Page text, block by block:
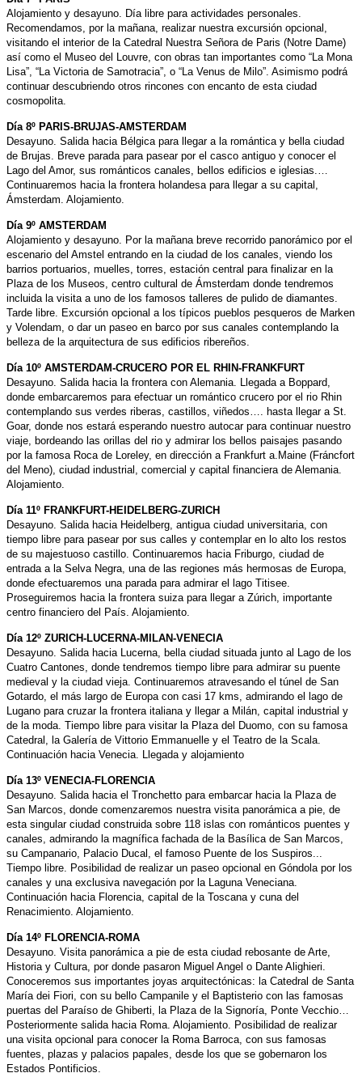
Alojamiento y desayuno. Día libre para actividades personales.
Recomendamos, por la mañana, realizar nuestra excursión opcional,
visitando el interior de la Catedral Nuestra Señora de Paris (Notre Dame)
así como el Museo del Louvre, con obras tan importantes como “La Mona
Lisa”, “La Victoria de Samotracia”, o “La Venus de Milo”. Asimismo podrá
continuar descubriendo otros rincones con encanto de esta ciudad
cosmopolita.
Día 8º PARIS-BRUJAS-AMSTERDAM
Desayuno. Salida hacia Bélgica para llegar a la romántica y bella ciudad
de Brujas. Breve parada para pasear por el casco antiguo y conocer el
Lago del Amor, sus románticos canales, bellos edificios e iglesias.…
Continuaremos hacia la frontera holandesa para llegar a su capital,
Ámsterdam. Alojamiento.
Día 9º AMSTERDAM
Alojamiento y desayuno. Por la mañana breve recorrido panorámico por el
escenario del Amstel entrando en la ciudad de los canales, viendo los
barrios portuarios, muelles, torres, estación central para finalizar en la
Plaza de los Museos, centro cultural de Ámsterdam donde tendremos
incluida la visita a uno de los famosos talleres de pulido de diamantes.
Tarde libre. Excursión opcional a los típicos pueblos pesqueros de Marken
y Volendam, o dar un paseo en barco por sus canales contemplando la
belleza de la arquitectura de sus edificios ribereños.
Día 10º AMSTERDAM-CRUCERO POR EL RHIN-FRANKFURT
Desayuno. Salida hacia la frontera con Alemania. Llegada a Boppard,
donde embarcaremos para efectuar un romántico crucero por el rio Rhin
contemplando sus verdes riberas, castillos, viñedos…. hasta llegar a St.
Goar, donde nos estará esperando nuestro autocar para continuar nuestro
viaje, bordeando las orillas del rio y admirar los bellos paisajes pasando
por la famosa Roca de Loreley, en dirección a Frankfurt a.Maine (Fráncfort
del Meno), ciudad industrial, comercial y capital financiera de Alemania.
Alojamiento.
Día 11º FRANKFURT-HEIDELBERG-ZURICH
Desayuno. Salida hacia Heidelberg, antigua ciudad universitaria, con
tiempo libre para pasear por sus calles y contemplar en lo alto los restos
de su majestuoso castillo. Continuaremos hacia Friburgo, ciudad de
entrada a la Selva Negra, una de las regiones más hermosas de Europa,
donde efectuaremos una parada para admirar el lago Titisee.
Proseguiremos hacia la frontera suiza para llegar a Zúrich, importante
centro financiero del País. Alojamiento.
Día 12º ZURICH-LUCERNA-MILAN-VENECIA
Desayuno. Salida hacia Lucerna, bella ciudad situada junto al Lago de los
Cuatro Cantones, donde tendremos tiempo libre para admirar su puente
medieval y la ciudad vieja. Continuaremos atravesando el túnel de San
Gotardo, el más largo de Europa con casi 17 kms, admirando el lago de
Lugano para cruzar la frontera italiana y llegar a Milán, capital industrial y
de la moda. Tiempo libre para visitar la Plaza del Duomo, con su famosa
Catedral, la Galería de Vittorio Emmanuelle y el Teatro de la Scala.
Continuación hacia Venecia. Llegada y alojamiento
Día 13º VENECIA-FLORENCIA
Desayuno. Salida hacia el Tronchetto para embarcar hacia la Plaza de
San Marcos, donde comenzaremos nuestra visita panorámica a pie, de
esta singular ciudad construida sobre 118 islas con románticos puentes y
canales, admirando la magnífica fachada de la Basílica de San Marcos,
su Campanario, Palacio Ducal, el famoso Puente de los Suspiros...
Tiempo libre. Posibilidad de realizar un paseo opcional en Góndola por los
canales y una exclusiva navegación por la Laguna Veneciana.
Continuación hacia Florencia, capital de la Toscana y cuna del
Renacimiento. Alojamiento.
Día 14º FLORENCIA-ROMA
Desayuno. Visita panorámica a pie de esta ciudad rebosante de Arte,
Historia y Cultura, por donde pasaron Miguel Angel o Dante Alighieri.
Conoceremos sus importantes joyas arquitectónicas: la Catedral de Santa
María dei Fiori, con su bello Campanile y el Baptisterio con las famosas
puertas del Paraíso de Ghiberti, la Plaza de la Signoría, Ponte Vecchio…
Posteriormente salida hacia Roma. Alojamiento. Posibilidad de realizar
una visita opcional para conocer la Roma Barroca, con sus famosas
fuentes, plazas y palacios papales, desde los que se gobernaron los
Estados Pontificios.